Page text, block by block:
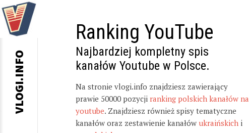
Ranking YouTube
Najbardziej kompletny spis
kanałów Youtube w Polsce.
Na stronie vlogi.info znajdziesz zawierający
prawie 50000 pozycji ranking polskich kanałów na
youtube. Znajdziesz również spisy tematyczne
kanałów oraz zestawienie kanałów ukraińskich i
VLOGI.INFO